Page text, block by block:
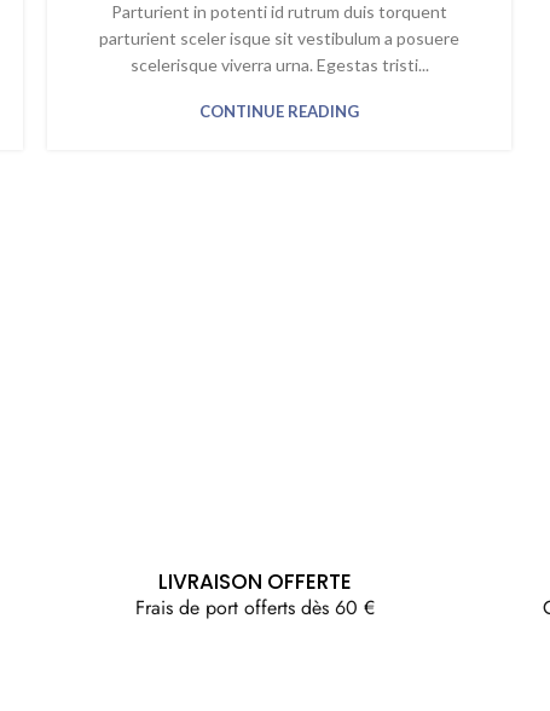
Parturient in potenti id rutrum duis torquent
parturient sceler isque sit vestibulum a posuere
scelerisque viverra urna. Egestas tristi...
CONTINUE READING
LIVRAISON OFFERTE
Frais de port offerts dès 60 €